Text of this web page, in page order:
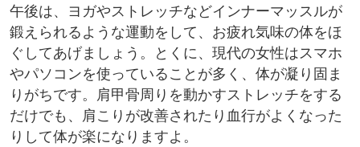
午後は、ヨガやストレッチなどインナーマッスルが
鍛えられるような運動をして、お疲れ気味の体をほ
ぐしてあげましょう。とくに、現代の女性はスマホ
やパソコンを使っていることが多く、体が凝り固ま
りがちです。肩甲骨周りを動かすストレッチをする
だけでも、肩こりが改善されたり血行がよくなった
りして体が楽になりますよ。